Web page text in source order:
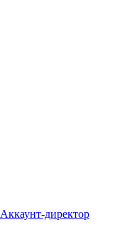
Аккаунт-директор